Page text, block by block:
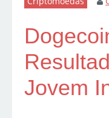
Jovem